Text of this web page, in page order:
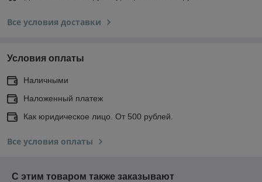
Все условия доставки
Условия оплаты
Наличными
Наложенный платеж
Как юридическое лицо. От 500 рублей.
Все условия оплаты
С этим товаром также заказывают